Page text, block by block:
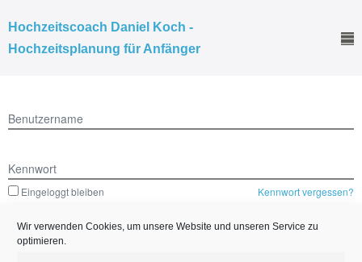
Wir verwenden Cookies, um unsere Website und unseren Service zu
optimieren.
Hochzeitscoach Daniel Koch -
Hochzeitsplanung für Anfänger
Benutzername
Kennwort
Eingeloggt bleiben Kennwort vergessen?